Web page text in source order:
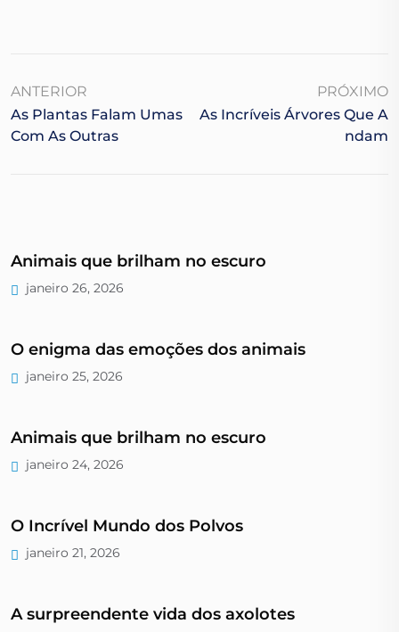
ANTERIOR
As Plantas Falam Umas
Com As Outras
PRÓXIMO
As Incríveis Árvores Que A
Ndam
Animais que brilham no escuro
janeiro 26, 2026
O enigma das emoções dos animais
janeiro 25, 2026
Animais que brilham no escuro
janeiro 24, 2026
O Incrível Mundo dos Polvos
janeiro 21, 2026
A surpreendente vida dos axolotes